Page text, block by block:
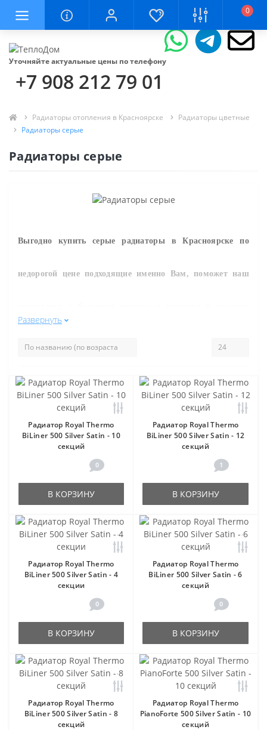
0
Уточняйте актуальные цены по телефону
+7 908 212 79 01
Радиаторы отопления в Красноярске
Радиаторы цветные
Радиаторы серые
Радиаторы серые
Выгодно купитьсерые радиаторы в Красноярске по
недорогой цене подходящие именно Вам, поможет наш
нашего магазина.
Развернуть
Радиатор Royal Thermo
BiLiner 500 Silver Satin - 10
секций
0
В КОРЗИНУ
Радиатор Royal Thermo
BiLiner 500 Silver Satin - 12
секций
1
В КОРЗИНУ
Радиатор Royal Thermo
BiLiner 500 Silver Satin - 4
секции
0
В КОРЗИНУ
Радиатор Royal Thermo
BiLiner 500 Silver Satin - 6
секций
0
В КОРЗИНУ
Радиатор Royal Thermo
BiLiner 500 Silver Satin - 8
секций
Радиатор Royal Thermo
PianoForte 500 Silver Satin - 10
секций